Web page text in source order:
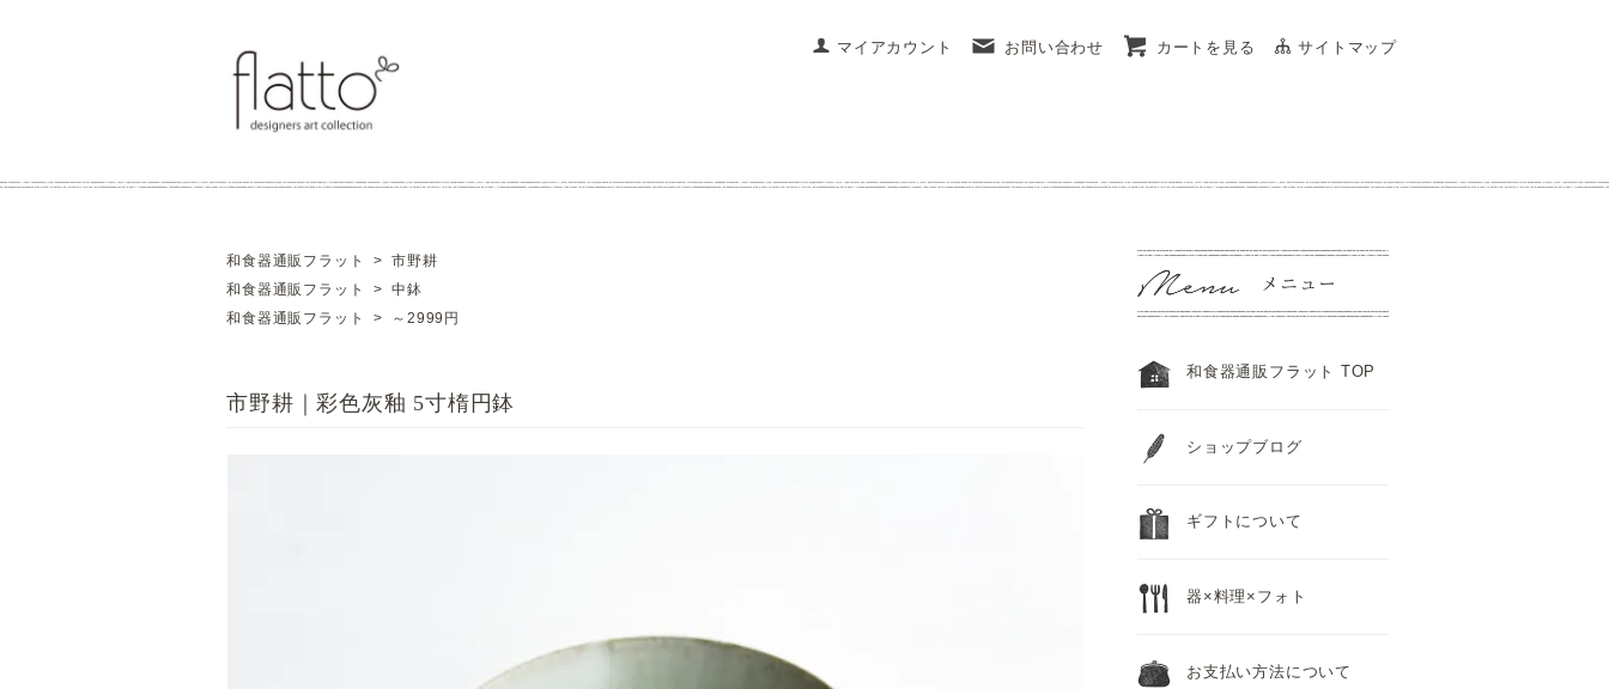
マイアカウント お問い合わせ カートを見る サイトマップ
和食器通販フラット >市野耕
和食器通販フラット
>中鉢
和食器通販フラット
> ～2999円
市野耕｜彩色灰釉 5寸楕円鉢
和食器通販フラット TOP
ショップブログ
ギフトについて
器×料理×フォト
お支払い方法について